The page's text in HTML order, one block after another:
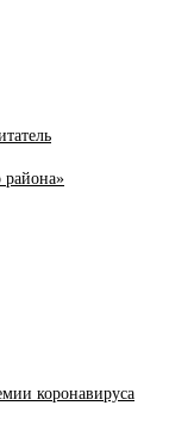
района»
коронавируса